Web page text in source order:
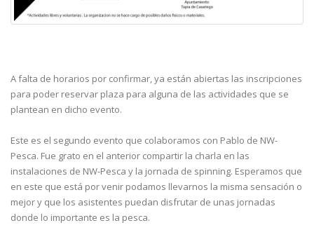
A falta de horarios por confirmar, ya están abiertas las inscripciones
para poder reservar plaza para alguna de las actividades que se
plantean en dicho evento.
Este es el segundo evento que colaboramos con Pablo de NW-
Pesca. Fue grato en el anterior compartir la charla en las
instalaciones de NW-Pesca y la jornada de spinning. Esperamos que
en este que está por venir podamos llevarnos la misma sensación o
mejor y que los asistentes puedan disfrutar de unas jornadas
donde lo importante es la pesca.